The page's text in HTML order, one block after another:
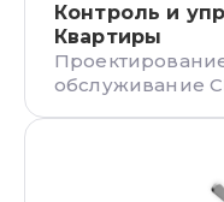
Контроль и
Квартиры
обслуживание